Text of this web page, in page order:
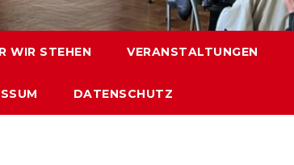
WIR STEHEN VERANSTALTUNGEN
DATENSCHUTZ